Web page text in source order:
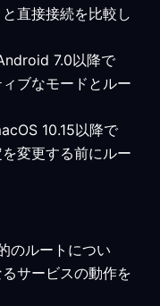
直接接続を比較し
7.0以降で
ブなモードとルー
10.15以降で
変更する前にルー
のルートについ
サービスの動作を